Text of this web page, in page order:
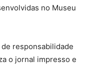
no Museu
responsabilidade
o jornal impresso e